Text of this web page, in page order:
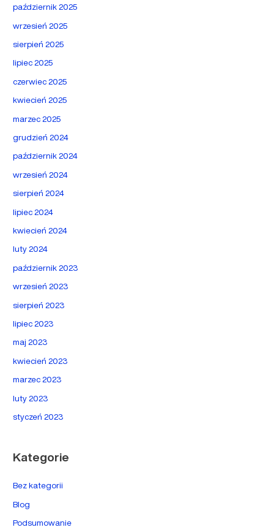
październik 2025
wrzesień 2025
sierpień 2025
lipiec 2025
czerwiec 2025
kwiecień 2025
marzec 2025
grudzień 2024
październik 2024
wrzesień 2024
sierpień 2024
lipiec 2024
kwiecień 2024
luty 2024
październik 2023
wrzesień 2023
sierpień 2023
lipiec 2023
maj 2023
kwiecień 2023
marzec 2023
luty 2023
styczeń 2023
Kategorie
Bez kategorii
Blog
Podsumowanie